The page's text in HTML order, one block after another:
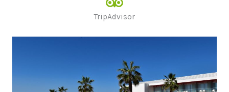
TripAdvisor